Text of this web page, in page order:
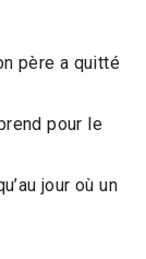
père a quitté
pour le
jour où un